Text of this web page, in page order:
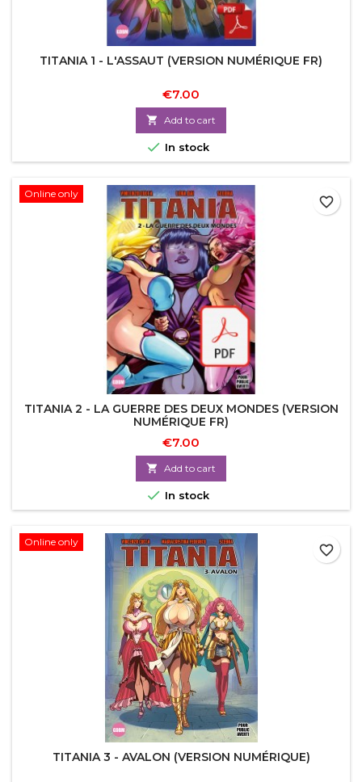
TITANIA 1 - L'ASSAUT (VERSION NUMÉRIQUE FR)
€7.00
 Add to cart
 In stock
Online only
TITANIA 2 - LA GUERRE DES DEUX MONDES (VERSION
NUMÉRIQUE FR)
€7.00
 Add to cart
 In stock
favorite_border
Online only
TITANIA 3 - AVALON (VERSION NUMÉRIQUE)
favorite_border